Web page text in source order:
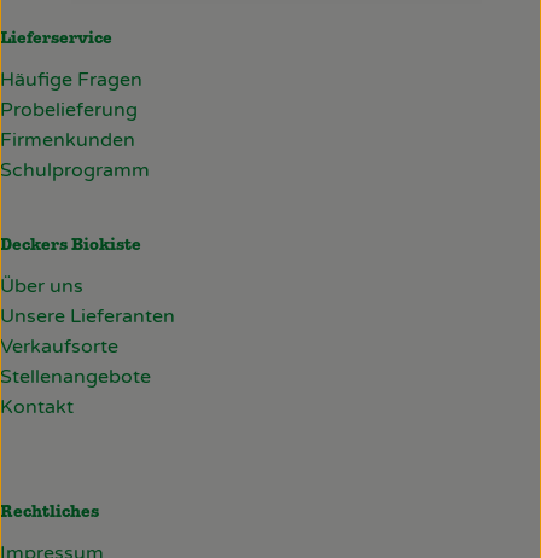
Lieferservice
Häufige Fragen
Probelieferung
Firmenkunden
Schulprogramm
Deckers Biokiste
Über uns
Unsere Lieferanten
Verkaufsorte
Stellenangebote
Kontakt
Rechtliches
Impressum